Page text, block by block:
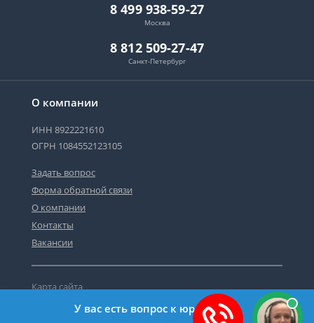
О компании
ИНН 8922221610
ОГРН 1084552123105
Задать вопрос
Форма обратной связи
О компании
Контакты
Вакансии
Карта сайта
Политика персональных данных
8 499 938-59-27
Москва
8 812 509-27-47
Санкт-Петербург
У вас есть вопрос к юристу?